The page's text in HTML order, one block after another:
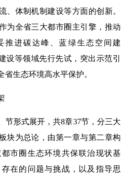
、体制机制建设等方面的创新。
为全省三大都市圈主引擎，推动
推进碳达峰、蓝绿生态空间建
设等领域先行先试，突出示范引
省生态环境高水平保护。
节形式展开，共8章37节，分三大
块为总论，由第一章与第二章构
市圈生态环境共保联治现状基
在的问题与挑战，以及指导思